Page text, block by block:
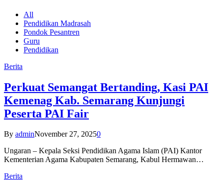
All
Pendidikan Madrasah
Pondok Pesantren
Guru
Pendidikan
Berita
Perkuat Semangat Bertanding, Kasi PAI
Kemenag Kab. Semarang Kunjungi
Peserta PAI Fair
By adminNovember 27, 20250
Ungaran – Kepala Seksi Pendidikan Agama Islam (PAI) Kantor
Kementerian Agama Kabupaten Semarang, Kabul Hermawan…
Berita